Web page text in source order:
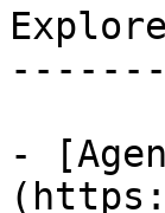
Explore
-------
-